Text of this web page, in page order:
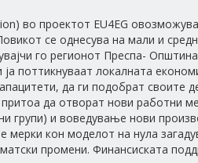
во проектот EU4EG
се однесува на мали и
го регионот Преспа-
поттикнуваат локалната
да ги подобрат своите
да отворат нови работни
групи) и воведување нови
мерки кон моделот на нула
промени. Финансиската